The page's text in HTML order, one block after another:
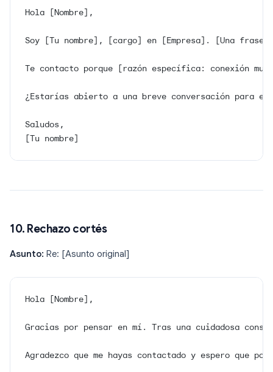
Hola [Nombre],
Soy [Tu nombre], [cargo] en [Empresa]. [Una frase
Te contacto porque [razón específica: conexión
¿Estarías abierto a una breve conversación para
Saludos,
[Tu nombre]
10. Rechazo cortés
Asunto: Re: [Asunto original]
Hola [Nombre],
Gracias por pensar en mí. Tras una cuidadosa
Agradezco que me hayas contactado y espero que